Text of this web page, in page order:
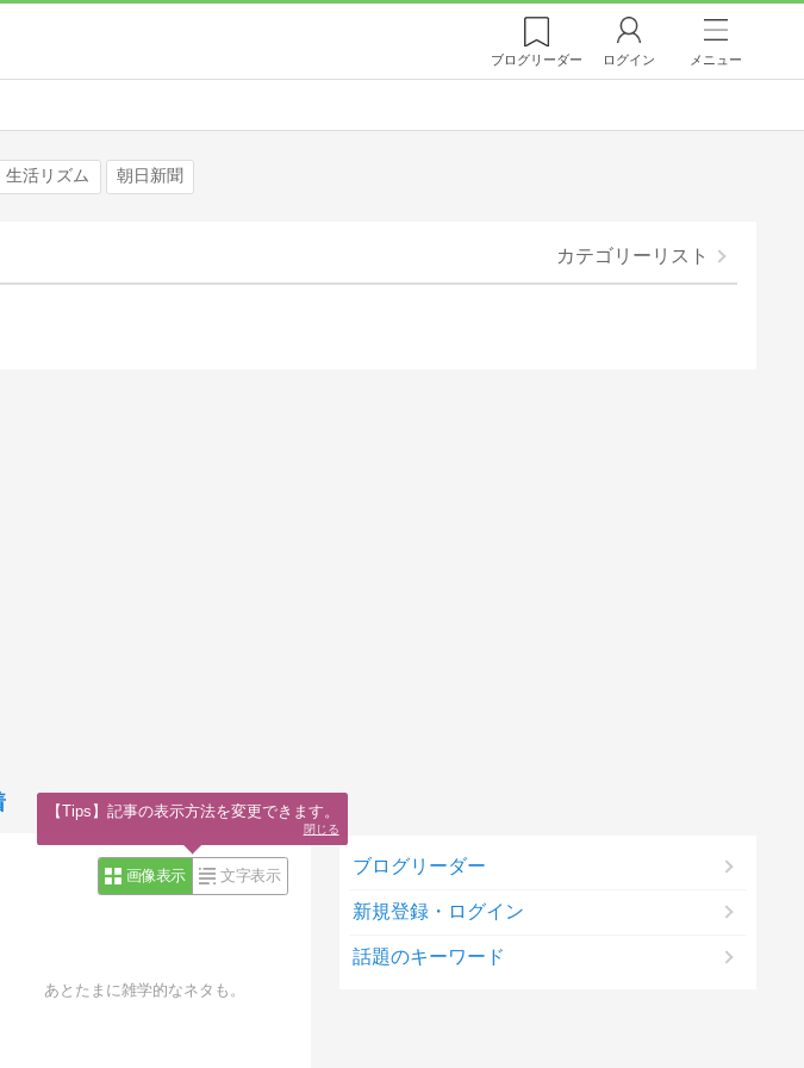
ブログリーダー ログイン メニュー
生活リズム 朝日新聞
カテゴリーリスト
画像表示 文字表示
あとたまに雑学的なネタも。
ブログリーダー
新規登録・ログイン
話題のキーワード
【Tips】記事の表示方法を変更できます。
閉じる